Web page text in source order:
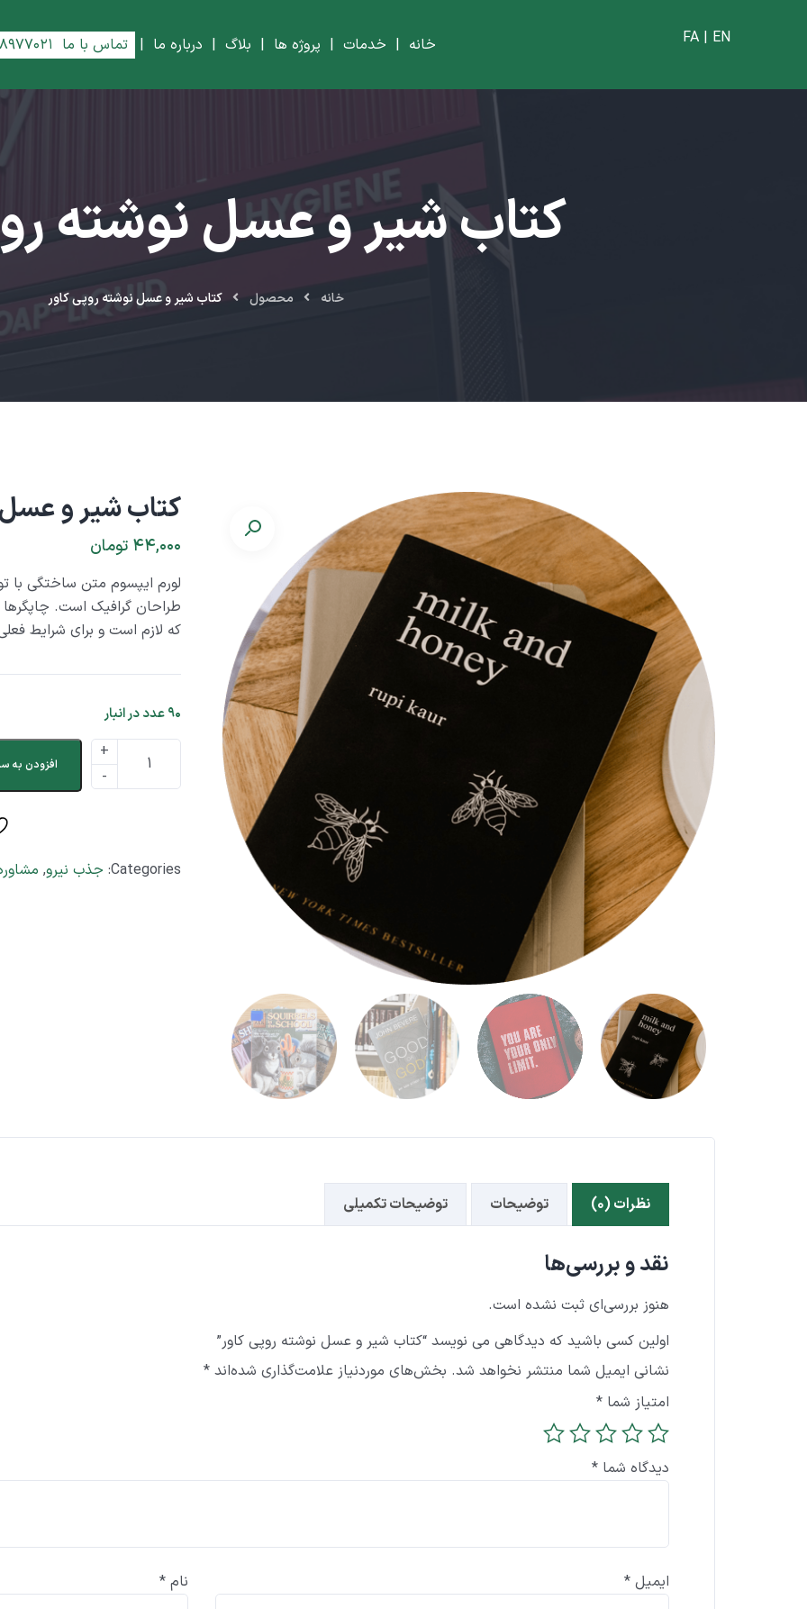
FA | EN خانه | خدمات| پروژه ها | بلاگ| درباره ما | تماس با ما
کتاب شیر و عسل نوشته
خانه محصول کتاب شیر و عسل نوشته روپی کاور
کتاب شیر و
۴۴,۰۰۰ تومان
لورم ایپسوم متن ساختگی با
طراحان گرافیک است.
که لازم است و برای شرایط
۹۰ عدد در انبار
افزودن به
Categories: جذب نیرو,
نظرات (۰) توضیحات توضیحات تکمیلی
نقد و بررسی‌ها
هنوز بررسی‌ای ثبت نشده است.
اولین کسی باشید که دیدگاهی می نویسد “کتاب شیر و عسل نوشته روپی کاور”
نشانی ایمیل شما منتشر نخواهد شد. بخش‌های موردنیاز علامت‌گذاری شده‌اند *
امتیاز شما *
دیدگاه شما *
نام * ایمیل *